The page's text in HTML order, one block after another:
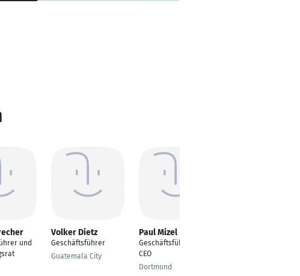
und
Volker Dietz
Geschäftsführer
Guatemala City
Paul Mizel
Geschäftsführer /
CEO
Dortmund